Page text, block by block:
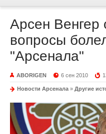
Арсен Венгер
вопросы
"Арсенала"
ABORIGEN 6 сен 2010
Новости Арсенала » Другие